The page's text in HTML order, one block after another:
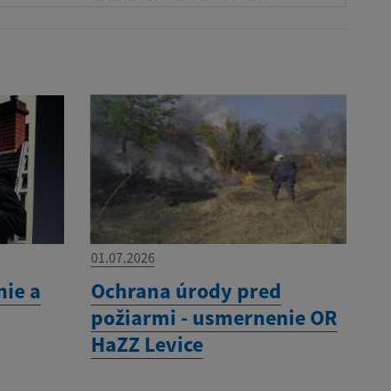
a
01.07.2026
Ochrana úrody pred
požiarmi - usmernenie OR
HaZZ Levice